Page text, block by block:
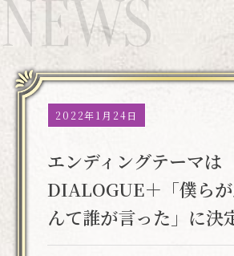
NEWS
2022年1月24日
エンディングテーマは
DIALOGUE＋「僕ら
んて誰が言った」に決